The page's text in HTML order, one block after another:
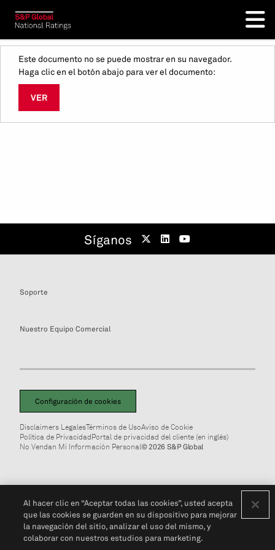
Este documento no se puede mostrar en su navegador.
Haga clic en el botón abajo para ver el documento:
VER
Síganos
Soporte
Nuestro Equipo Comercial
Configuración de cookies
Disclaimers LegalesTérminos de UsoAviso de Cookie
Política de PrivacidadPortal de privacidad del cliente (en inglés)
No Vendan Mi Información Personal© 2026 S&P Global
Al hacer clic en “Aceptar todas las cookies”, usted acepta
que las cookies se guarden en su dispositivo para mejorar
la navegación del sitio, analizar el uso del mismo, y
colaborar con nuestros estudios para marketing.